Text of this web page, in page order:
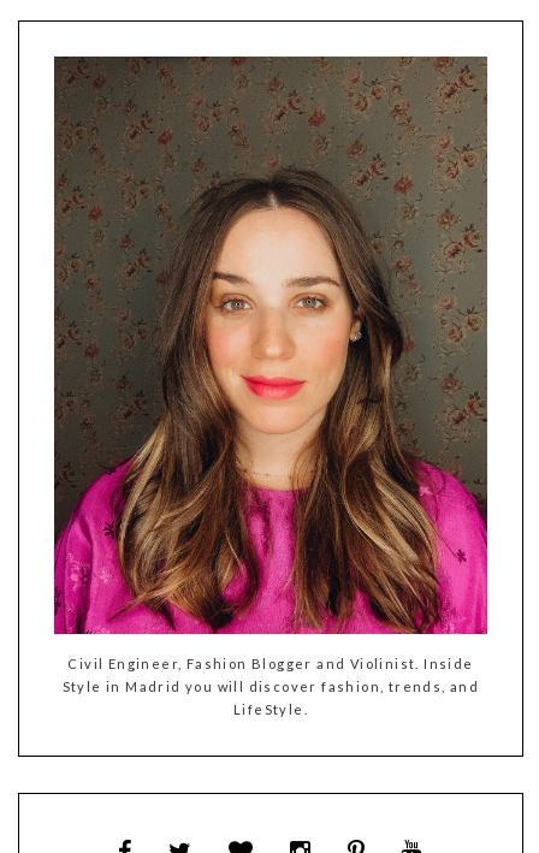
Civil Engineer, Fashion Blogger and Violinist. Inside
Style in Madrid you will discover fashion, trends, and
LifeStyle.